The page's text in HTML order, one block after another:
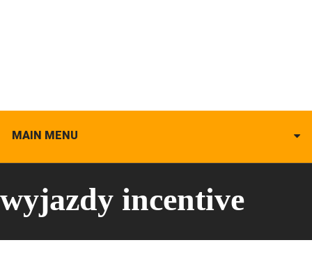
MAIN MENU
wyjazdy incentive